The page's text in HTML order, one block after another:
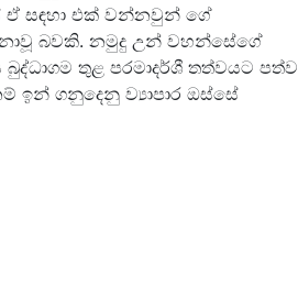
ඒ සඳහා එක් වන්නවුන් ගේ
බවකි. නමුදු උන් වහන්සේගේ
තුළ පරමාදර්ශී තත්වයට පත්ව
ඉන් ගනුදෙනු ව්‍යාපාර ඔස්සේ